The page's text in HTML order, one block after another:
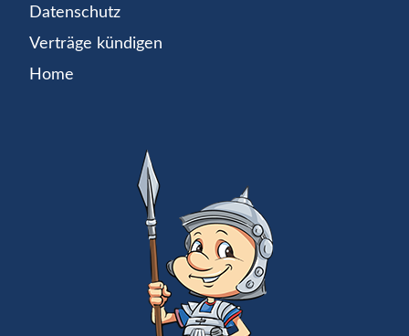
Datenschutz
Verträge kündigen
Home